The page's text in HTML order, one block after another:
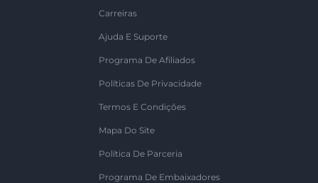
Carreiras
Ajuda E Suporte
Programa De Afiliados
Políticas De Privacidade
Termos E Condições
Mapa Do Site
Política De Parceria
Programa De Embaixadores